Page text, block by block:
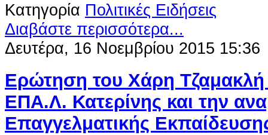
Κατηγορία Πολιτικές Ειδήσεις
Διαβάστε περισσότερα...
Δευτέρα, 16 Νοεμβρίου 2015 15:36
Ερώτηση του Χάρη Τζαμακλή
ΕΠΑ.Λ. Κατερίνης και την
Επαγγελματικής